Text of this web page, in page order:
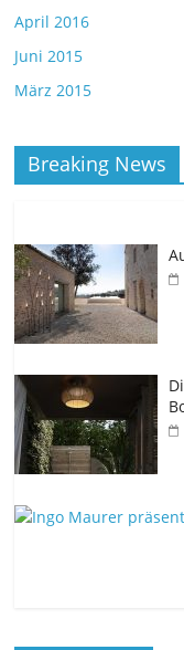
April 2016
Juni 2015
März 2015
Breaking News